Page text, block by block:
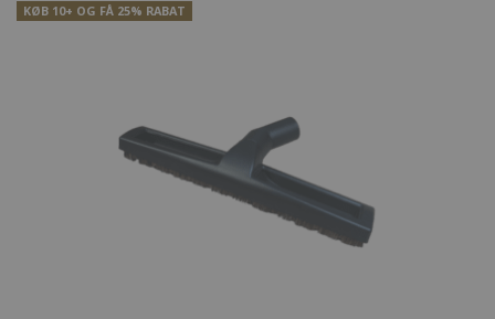
KØB 10+ OG FÅ 25% RABAT